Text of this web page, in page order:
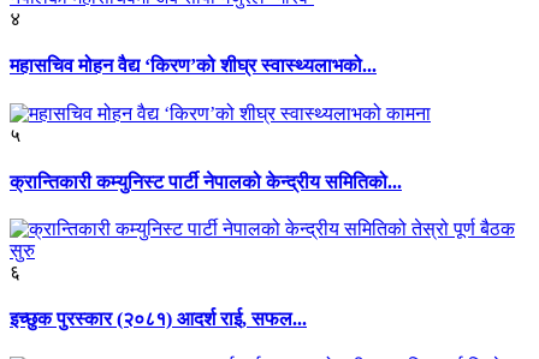
४
महासचिव मोहन वैद्य ‘किरण’को शीघ्र स्वास्थ्यलाभको...
५
क्रान्तिकारी कम्युनिस्ट पार्टी नेपालको केन्द्रीय समितिको...
६
इच्छुक पुरस्कार (२०८१) आदर्श राई, सफल...